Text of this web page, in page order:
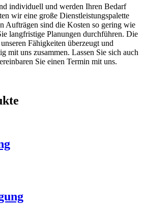
individuell und werden Ihren Bedarf
wir eine große Dienstleistungspalette
Aufträgen sind die Kosten so gering wie
langfristige Planungen durchführen. Die
Fähigkeiten überzeugt und
mit uns zusammen. Lassen Sie sich auch
Sie einen Termin mit uns.